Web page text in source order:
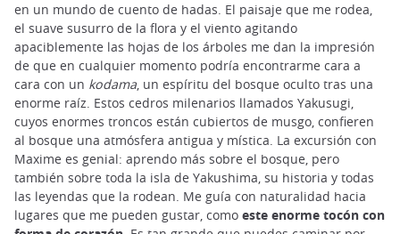
en un mundo de cuento de hadas. El paisaje que me rodea,
el suave susurro de la flora y el viento agitando
apaciblemente las hojas de los árboles me dan la impresión
de que en cualquier momento podría encontrarme cara a
cara con un kodama, un espíritu del bosque oculto tras una
enorme raíz. Estos cedros milenarios llamados Yakusugi,
cuyos enormes troncos están cubiertos de musgo, confieren
al bosque una atmósfera antigua y mística. La excursión con
Maxime es genial: aprendo más sobre el bosque, pero
también sobre toda la isla de Yakushima, su historia y todas
las leyendas que la rodean. Me guía con naturalidad hacia
lugares que me pueden gustar, como este enorme tocón con